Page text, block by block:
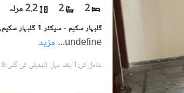
2
2 2.2 مرلہ
undefine
... مزید
شامل کی:1 ہفتہ پہل (تبدیلی کی گئی:8 گھنٹے پہلے)